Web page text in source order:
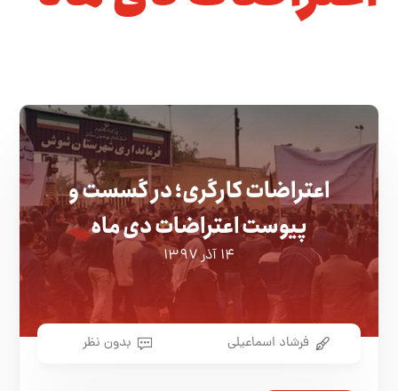
اعتراضات کارگری؛ در گسست و
پیوست اعتراضات دی ماه
۱۴ آذر ۱۳۹۷
فرشاد اسماعیلی بدون نظر